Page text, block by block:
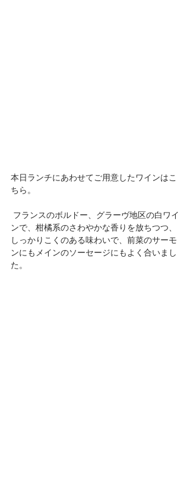
本日ランチにあわせてご用意したワインはこ
ちら。
ンで、柑橘系のさわやかな香りを放ちつつ、
しっかりこくのある味わいで、前菜のサーモ
ンにもメインのソーセージにもよく合いまし
た。